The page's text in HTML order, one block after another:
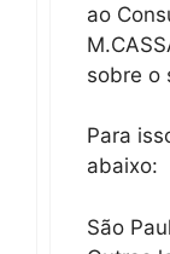
ao
sobre o
Para
abaixo:
São